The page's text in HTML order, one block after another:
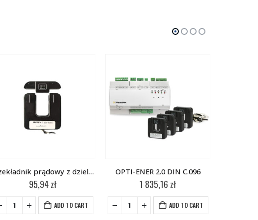
Przekładnik prądowy z dzielonym rdzeniem SCT019s
95,94zł
ADD TO CART
OPTI-ENER 2.0 DIN C.096
1 835,16 zł
ADD TO CART